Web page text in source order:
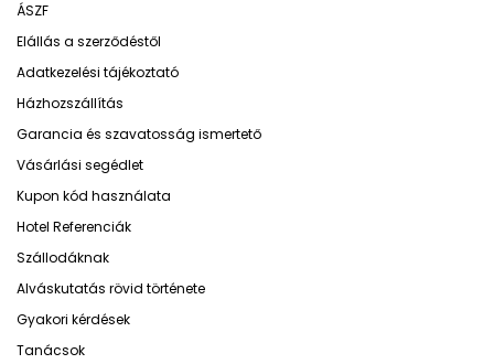
ÁSZF
Elállás a szerződéstől
Adatkezelési tájékoztató
Házhozszállítás
Garancia és szavatosság ismertető
Vásárlási segédlet
Kupon kód használata
Hotel Referenciák
Szállodáknak
Alváskutatás rövid története
Gyakori kérdések
Tanácsok